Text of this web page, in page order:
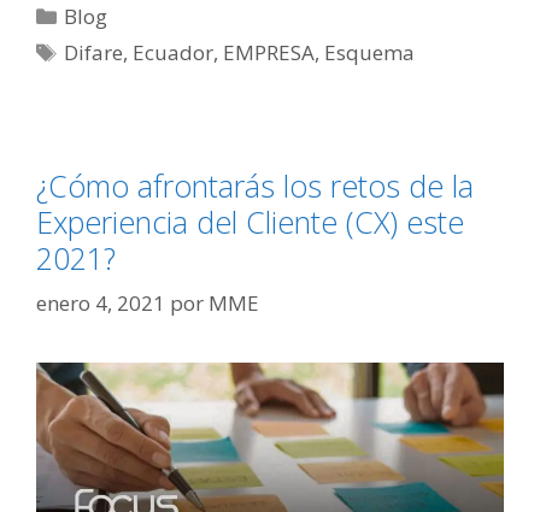
Blog
Difare, Ecuador, EMPRESA, Esquema
¿Cómo afrontarás los retos de la
Experiencia del Cliente (CX) este
2021?
enero 4, 2021 por MME